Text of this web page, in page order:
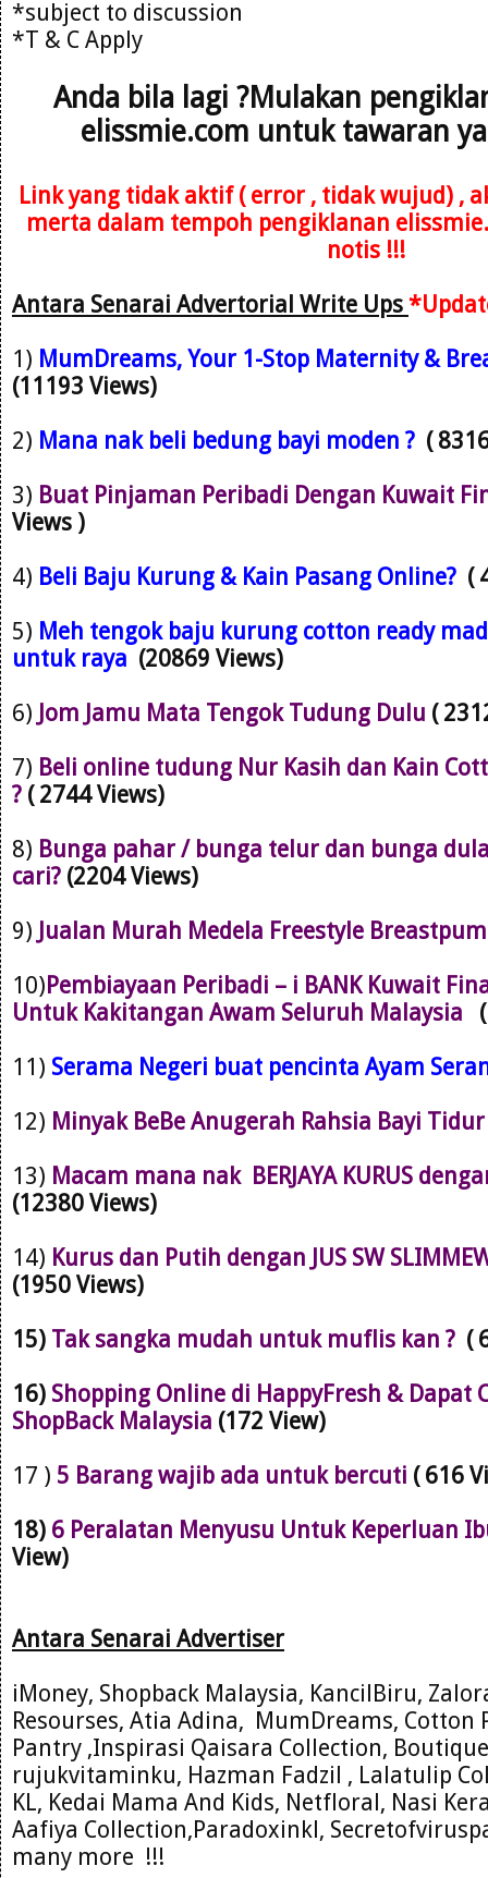
*subject to discussion
*T & C Apply
Anda bila lagi ?Mulakan
elissmie.com untuk tawaran
Link yang tidak aktif ( error , tidak wujud) ,
merta dalam tempoh pengiklanan
notis !!!
Antara Senarai Advertorial Write Ups
1) MumDreams, Your 1-Stop Maternity &
(11193 Views)
2) Mana nak beli bedung bayi moden ? (
3) Buat Pinjaman Peribadi Dengan Kuwait
Views )
4) Beli Baju Kurung & Kain Pasang Online? (
5) Meh tengok baju kurung cotton ready
untuk raya (20869 Views)
6) Jom Jamu Mata Tengok Tudung Dulu (
7) Beli online tudung Nur Kasih dan Kain
? ( 2744 Views)
8) Bunga pahar / bunga telur dan bunga
cari? (2204 Views)
9) Jualan Murah Medela Freestyle
10)Pembiayaan Peribadi – i BANK Kuwait
Untuk Kakitangan Awam Seluruh Malaysia
11) Serama Negeri buat pencinta Ayam
12) Minyak BeBe Anugerah Rahsia Bayi
13) Macam mana nak BERJAYA KURUS
(12380 Views)
14) Kurus dan Putih dengan JUS SW
(1950 Views)
15) Tak sangka mudah untuk muflis kan ? (
16) Shopping Online di HappyFresh & Dapat
ShopBack Malaysia (172 View)
17 ) 5 Barang wajib ada untuk bercuti ( 616
18) 6 Peralatan Menyusu Untuk Keperluan
View)
Antara Senarai Advertiser
iMoney, Shopback Malaysia, KancilBiru,
Resourses, Atia Adina, MumDreams, Cotton
Pantry ,Inspirasi Qaisara Collection,
rujukvitaminku, Hazman Fadzil , Lalatulip
KL, Kedai Mama And Kids, Netfloral, Nasi
Aafiya Collection,Paradoxinkl,
many more !!!